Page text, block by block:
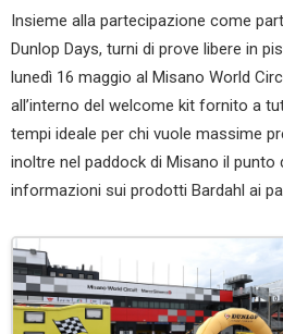
Insieme alla partecipazione come
Dunlop Days, turni di prove libere in
lunedì 16 maggio al Misano World
all’interno del welcome kit fornito a
tempi ideale per chi vuole massime
inoltre nel paddock di Misano il
informazioni sui prodotti Bardahl ai